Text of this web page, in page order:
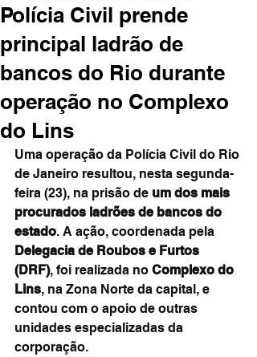
Polícia Civil prende
principal ladrão de
bancos do Rio durante
operação no Complexo
do Lins
Uma operação da Polícia Civil do Rio
de Janeiro resultou, nesta segunda-
feira (23), na prisão de um dos mais
procurados ladrões de bancos do
estado. A ação, coordenada pela
Delegacia de Roubos e Furtos
(DRF), foi realizada no Complexo do
Lins, na Zona Norte da capital, e
contou com o apoio de outras
unidades especializadas da
corporação.